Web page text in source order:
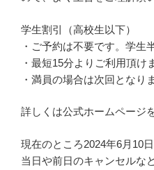
学生割引（高校生以下）
・ご予約は不要です。学生
・最短15分よりご利用頂け
・満員の場合は次回となり
詳しくは公式ホームページ
現在のところ2024年6月10
当日や前日のキャンセルな